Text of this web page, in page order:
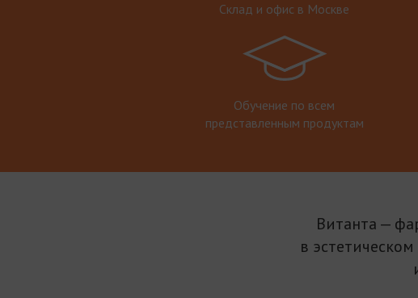
Склад и офис в Москве
Обучение по всем
представленным продуктам
Витанта —
в